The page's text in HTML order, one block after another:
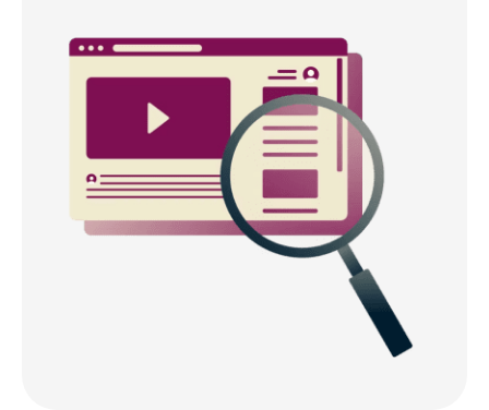
przeglądarce
Dlaczego warto wybrać ExpressVPN do ochrony
przed zagrożeniami?
Co użytkownicy mówią o ExpressVPN
Często zadawane pytania: O programie
Wypróbuj Threat Manager bez ryzyka wraz z